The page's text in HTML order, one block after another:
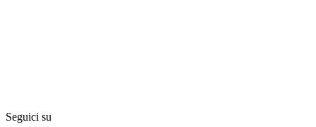
Seguici su